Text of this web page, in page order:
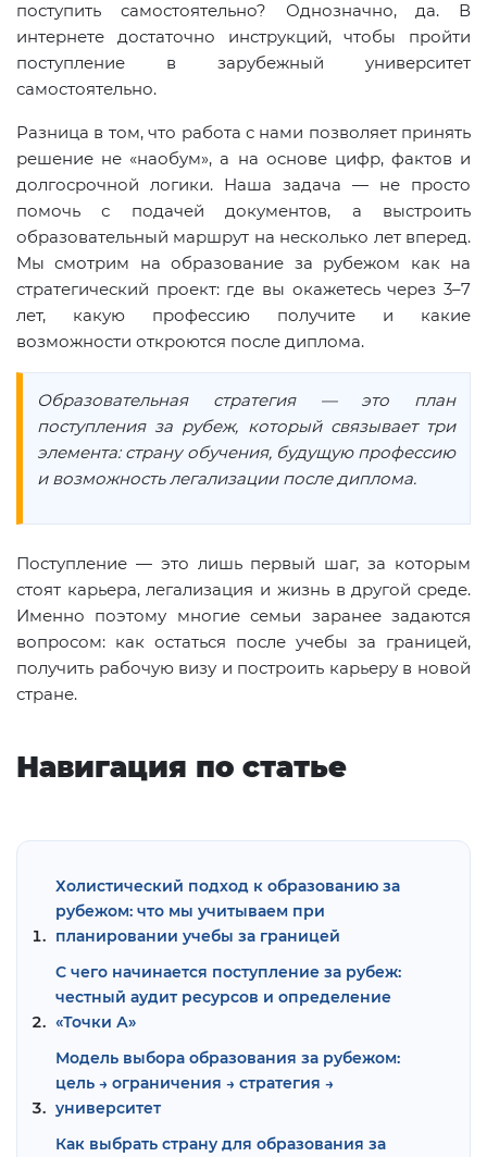
поступить самостоятельно? Однозначно, да. В
интернете достаточно инструкций, чтобы пройти
поступление в зарубежный университет
самостоятельно.
Разница в том, что работа с нами позволяет принять
решение не «наобум», а на основе цифр, фактов и
долгосрочной логики. Наша задача — не просто
помочь с подачей документов, а выстроить
образовательный маршрут на несколько лет вперед.
Мы смотрим на образование за рубежом как на
стратегический проект: где вы окажетесь через 3–7
лет, какую профессию получите и какие
возможности откроются после диплома.
Образовательная стратегия — это план
поступления за рубеж, который связывает три
элемента: страну обучения, будущую профессию
и возможность легализации после диплома.
Поступление — это лишь первый шаг, за которым
стоят карьера, легализация и жизнь в другой среде.
Именно поэтому многие семьи заранее задаются
вопросом: как остаться после учебы за границей,
получить рабочую визу и построить карьеру в новой
стране.
Навигация по статье
Холистический подход к образованию за
рубежом: что мы учитываем при
планировании учебы за границей
С чего начинается поступление за рубеж:
честный аудит ресурсов и определение
«Точки А»
Модель выбора образования за рубежом:
цель → ограничения → стратегия →
университет
Как выбрать страну для образования за